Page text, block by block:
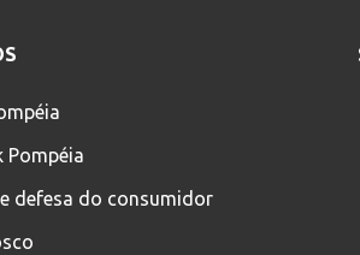
Pompéia
defesa do consumidor